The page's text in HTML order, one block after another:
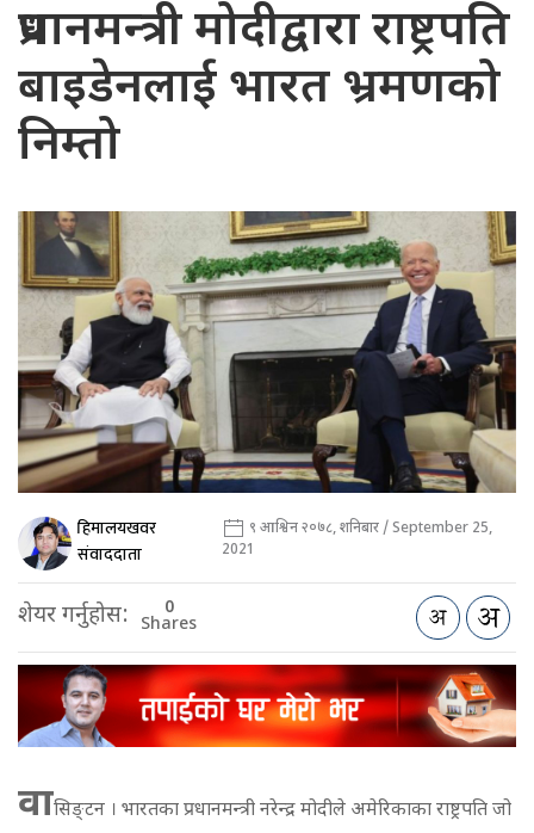
प्रधानमन्त्री मोदीद्वारा राष्ट्रपति
बाइडेनलाई भारत भ्रमणको
निम्तो
हिमालयखवर
संवाददाता
९ आश्विन २०७८, शनिबार / September 25,
2021
शेयर गर्नुहोस: 0
Shares
वासिङ्टन । भारतका प्रधानमन्त्री नरेन्द्र मोदीले अमेरिकाका राष्ट्रपति जो